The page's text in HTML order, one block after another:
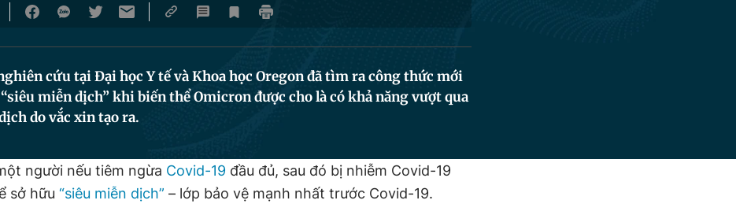
cứu tại Đại học Y tế và Khoa học Oregon đã tìm ra công thức mới
miễn dịch” khi biến thể Omicron được cho là có khả năng vượt qua
do vắc xin tạo ra.
người nếu tiêm ngừa Covid-19 đầu đủ, sau đó bị nhiễm Covid-19
sở hữu “siêu miễn dịch” – lớp bảo vệ mạnh nhất trước Covid-19.